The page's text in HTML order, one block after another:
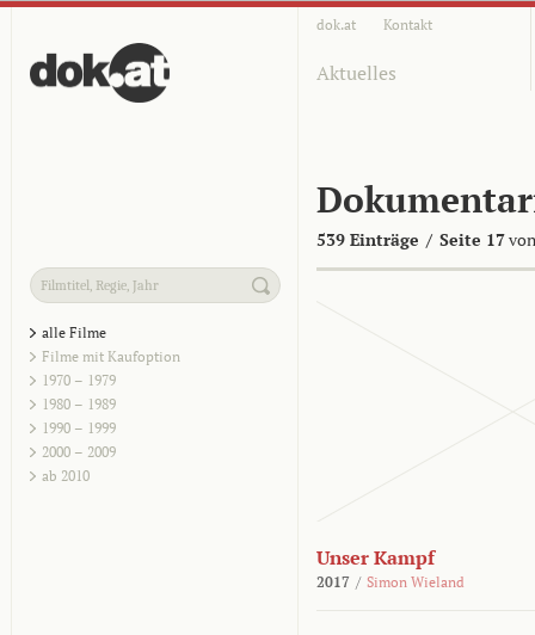
dok.at Kontakt
Aktuelles
539 Einträge / Seite 17
alle Filme
Filme mit Kaufoption
1970 – 1979
1980 – 1989
1990 – 1999
2000 – 2009
ab 2010
Unser Kampf
2017 / Simon Wieland